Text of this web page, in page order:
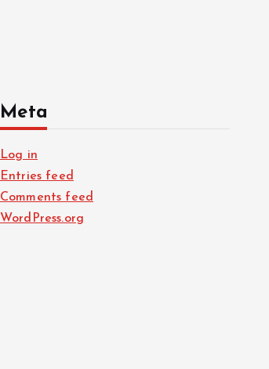
Meta
Log in
Entries feed
Comments feed
WordPress.org